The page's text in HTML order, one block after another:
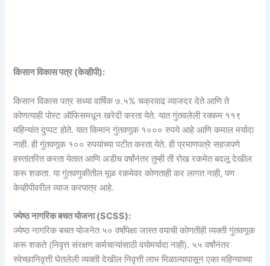
किसान विकास पत्र (केव्हीपी):
किसान विकास पत्र सध्या वार्षिक ७.५% चक्रवाढ व्याजदर देते आणि ते
कोणत्याही पोस्ट ऑफिसमधून खरेदी करता येते. यात गुंतवलेली रक्कम ११९
महिन्यांत दुप्पट होते. यात किमान गुंतवणूक १००० रुपये आहे आणि कमाल मर्यादा
नाही. ही गुंतवणूक १०० रुपयांच्या पटीत करता येते. ही प्रमाणपत्रे सहजपणे
हस्तांतरित करता येतात आणि अडीच वर्षांनंतर तुम्ही ती रोख रकमेत बदलू देखील
करू शकता. या गुंतवणुकीतील मूळ रकमेवर कोणताही कर लागत नाही, पण
केव्हीपीवरील व्याज करपात्र आहे.
ज्येष्ठ नागरिक बचत योजना (SCSS):
ज्येष्ठ नागरिक बचत योजनेत ५० वर्षांपेक्षा जास्त वयाची कोणतीही व्यक्ती गुंतवणूक
करू शकते (निवृत्त संरक्षण कर्मचाऱ्यांसाठी वयोमर्यादा नाही). ५५ वर्षांनंतर
स्वेच्छानिवृत्ती घेतलेली व्यक्ती देखील निवृत्ती लाभ मिळाल्यापासून एका महिन्याच्या